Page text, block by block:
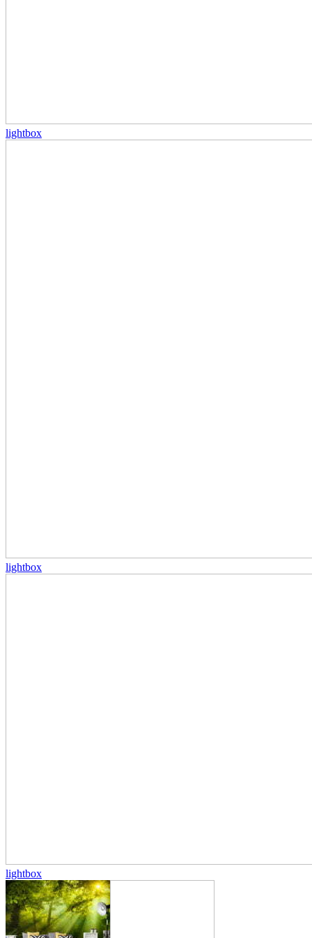
lightbox
lightbox
lightbox